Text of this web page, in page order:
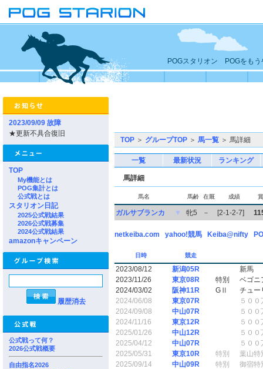
POGスタリオン POGをもう
2023/09/09 故障
★更新不具合復旧
TOP
My機能とは
POG集計とは
公式戦とは
スタリオン日記
2025公式戦結果
2026公式戦募集
2024公式戦結果
amazonキャンペーン
履歴消去
公式戦って何？
2026公式戦概要
自由指名2026
TOP ＞ グループTOP ＞ 馬一覧 ＞ 馬詳細
一覧 最新状況 ランキング
馬詳細
馬名 馬齢 在厩 成績
ガルサブランカ ▼ 牝5 － [2-1-2-7]
netkeiba.com yahoo!競馬 Keiba@nifty
日時 競走
2023/08/12 新潟05R
新馬
2023/11/26
東京08R 特別
ベゴニ
2024/03/02
阪神11R GⅡ
チュー
2024/06/08
東京07R
５０
2024/09/08
中山07R
５０
2024/11/16
東京12R
５０
2025/01/26
中山12R
５０
2025/04/12
中山07R
５０
2025/05/31
東京10R 特別
葉山特
2025/09/14
中山09R 特別
御宿特